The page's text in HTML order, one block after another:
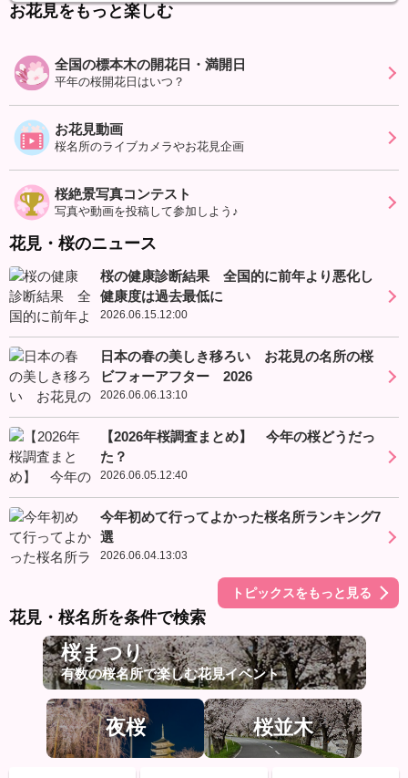
お花見をもっと楽しむ
全国の標本木の開花日・満開日
平年の桜開花日はいつ？
お花見動画
桜名所のライブカメラやお花見企画
桜絶景写真コンテスト
写真や動画を投稿して参加しよう♪
花見・桜のニュース
桜の健康診断結果 全国的に前年より悪化し
健康度は過去最低に
2026.06.15.12:00
日本の春の美しき移ろい お花見の名所の桜
ビフォーアフター 2026
2026.06.06.13:10
【2026年桜調査まとめ】 今年の桜どうだっ
た？
2026.06.05.12:40
今年初めて行ってよかった桜名所ランキング7
選
2026.06.04.13:03
トピックスをもっと見る
花見・桜名所を条件で検索
桜まつり
有数の桜名所で楽しむ花見イベント
夜桜 桜並木